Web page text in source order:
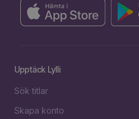
Upptäck Lylli
Sök titlar
Skapa konto